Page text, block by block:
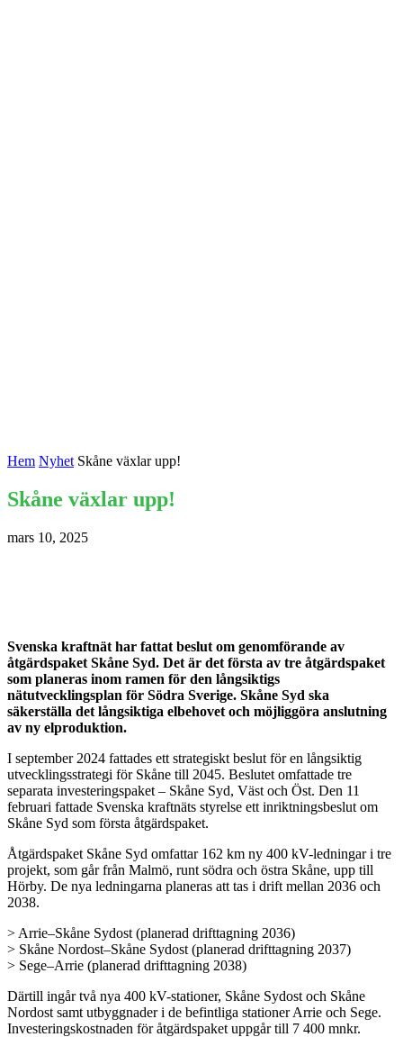
Hem Nyhet Skåne växlar upp!
Skåne växlar upp!
mars 10, 2025
Svenska kraftnät har fattat beslut om genomförande av
åtgärdspaket Skåne Syd. Det är det första av tre åtgärdspaket
som planeras inom ramen för den långsiktigs
nätutvecklingsplan för Södra Sverige. Skåne Syd ska
säkerställa det långsiktiga elbehovet och möjliggöra anslutning
av ny elproduktion.
I september 2024 fattades ett strategiskt beslut för en långsiktig
utvecklingsstrategi för Skåne till 2045. Beslutet omfattade tre
separata investeringspaket – Skåne Syd, Väst och Öst. Den 11
februari fattade Svenska kraftnäts styrelse ett inriktningsbeslut om
Skåne Syd som första åtgärdspaket.
Åtgärdspaket Skåne Syd omfattar 162 km ny 400 kV-ledningar i tre
projekt, som går från Malmö, runt södra och östra Skåne, upp till
Hörby. De nya ledningarna planeras att tas i drift mellan 2036 och
2038.
> Arrie–Skåne Sydost (planerad drifttagning 2036)
> Skåne Nordost–Skåne Sydost (planerad drifttagning 2037)
> Sege–Arrie (planerad drifttagning 2038)
Därtill ingår två nya 400 kV-stationer, Skåne Sydost och Skåne
Nordost samt utbyggnader i de befintliga stationer Arrie och Sege.
Investeringskostnaden för åtgärdspaket uppgår till 7 400 mnkr.